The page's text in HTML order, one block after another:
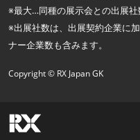
※最大…同種の展示会との出展社
※出展社数は、出展契約企業に
ナー企業数も含みます。
Copyright © RX Japan GK